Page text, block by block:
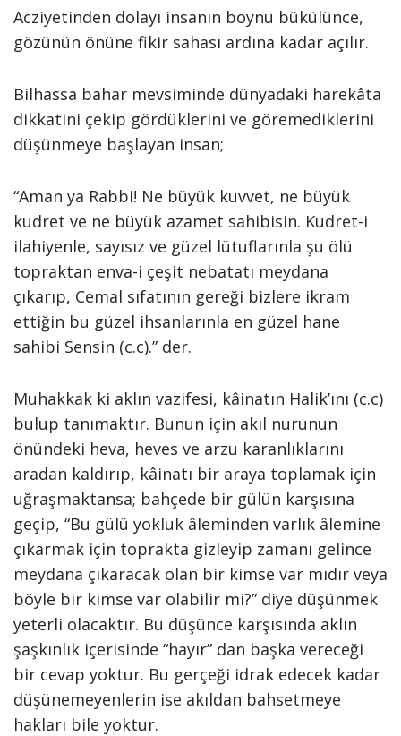
Acziyetinden dolayı insanın boynu bükülünce,
gözünün önüne fikir sahası ardına kadar açılır.
Bilhassa bahar mevsiminde dünyadaki harekâta
dikkatini çekip gördüklerini ve göremediklerini
düşünmeye başlayan insan;
“Aman ya Rabbi! Ne büyük kuvvet, ne büyük
kudret ve ne büyük azamet sahibisin. Kudret-i
ilahiyenle, sayısız ve güzel lütuflarınla şu ölü
topraktan enva-i çeşit nebatatı meydana
çıkarıp, Cemal sıfatının gereği bizlere ikram
ettiğin bu güzel ihsanlarınla en güzel hane
sahibi Sensin (c.c).” der.
Muhakkak ki aklın vazifesi, kâinatın Halik’ını (c.c)
bulup tanımaktır. Bunun için akıl nurunun
önündeki heva, heves ve arzu karanlıklarını
aradan kaldırıp, kâinatı bir araya toplamak için
uğraşmaktansa; bahçede bir gülün karşısına
geçip, “Bu gülü yokluk âleminden varlık âlemine
çıkarmak için toprakta gizleyip zamanı gelince
meydana çıkaracak olan bir kimse var mıdır veya
böyle bir kimse var olabilir mi?” diye düşünmek
yeterli olacaktır. Bu düşünce karşısında aklın
şaşkınlık içerisinde “hayır” dan başka vereceği
bir cevap yoktur. Bu gerçeği idrak edecek kadar
düşünemeyenlerin ise akıldan bahsetmeye
hakları bile yoktur.